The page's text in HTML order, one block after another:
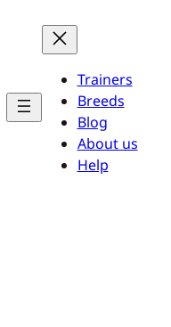
Trainers
Breeds
Blog
About us
Help